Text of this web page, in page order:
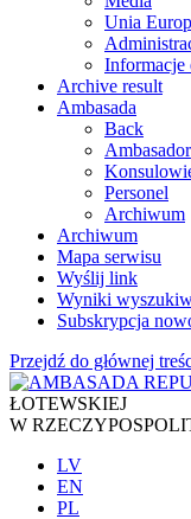
Unia
Informacje
Archive result
Ambasada
Back
Ambasador
Personel
Archiwum
Archiwum
Mapa serwisu
Wyślij link
Wyniki
Subskrypcja
Przejdź do głównej
ŁOTEWSKIEJ
W
LV
EN
PL